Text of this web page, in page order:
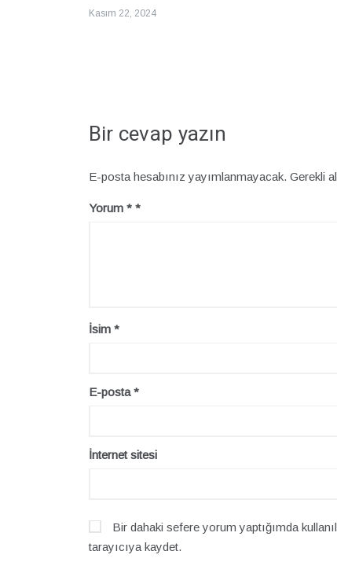
Kasım 22, 2024
Bir cevap yazın
E-posta hesabınız yayımlanmayacak. Gerekli
Yorum *
İsim *
E-posta*
İnternet sitesi
Bir dahaki sefere yorum yaptığımda
tarayıcıya kaydet.